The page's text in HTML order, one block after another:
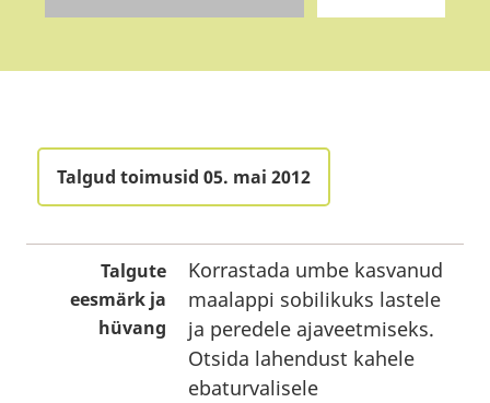
Talgud toimusid 05. mai 2012
Talgute
eesmärk ja
hüvang
Korrastada umbe kasvanud
maalappi sobilikuks lastele
ja peredele ajaveetmiseks.
Otsida lahendust kahele
ebaturvalisele